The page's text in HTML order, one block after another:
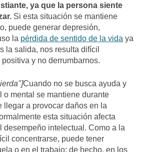
ya que la persona siente
Si esta situación se mantiene
puede generar depresión,
la pérdida de sentido de la vida ya
la salida, nos resulta difícil
y no derrumbarnos.
Cuando no se busca ayuda y
mental se mantiene durante
llegar a provocar daños en la
esta situación afecta
desempeño intelectual. Como a la
concentrarse, puede tener
o en el trabajo; de hecho, en los